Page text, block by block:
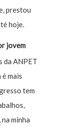
prestou
hoje.
jovem
da ANPET
mais
tem
minha